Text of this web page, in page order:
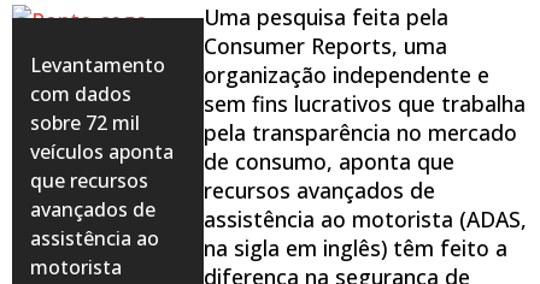
Levantamento
com dados
sobre 72 mil
veículos aponta
que recursos
avançados de
assistência ao
motorista
Uma pesquisa feita pela
Consumer Reports, uma
organização independente e
sem fins lucrativos que trabalha
pela transparência no mercado
de consumo, aponta que
recursos avançados de
assistência ao motorista (ADAS,
na sigla em inglês) têm feito a
diferença na segurança de